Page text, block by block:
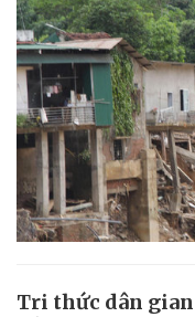
Tri thức dân gian